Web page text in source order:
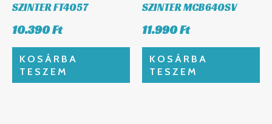
SZINTER FT4057
10.390Ft
KOSÁRBA
TESZEM
SZINTER MCB640SV
11.990Ft
KOSÁRBA
TESZEM